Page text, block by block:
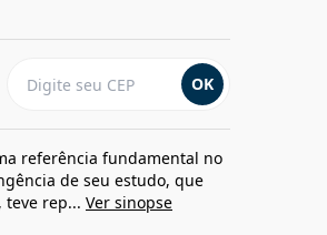
OK
referência fundamental no
de seu estudo, que
rep... Ver sinopse